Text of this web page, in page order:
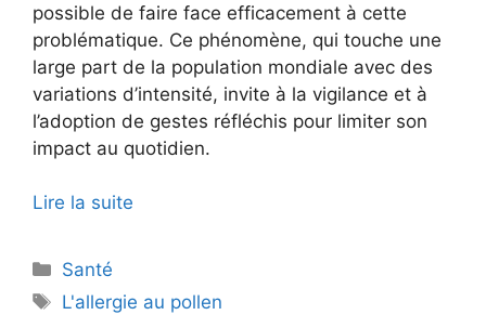
possible de faire face efficacement à cette
problématique. Ce phénomène, qui touche une
large part de la population mondiale avec des
variations d’intensité, invite à la vigilance et à
l’adoption de gestes réfléchis pour limiter son
impact au quotidien.
Lire la suite
Catégories
Santé
Étiquettes
L'allergie au pollen